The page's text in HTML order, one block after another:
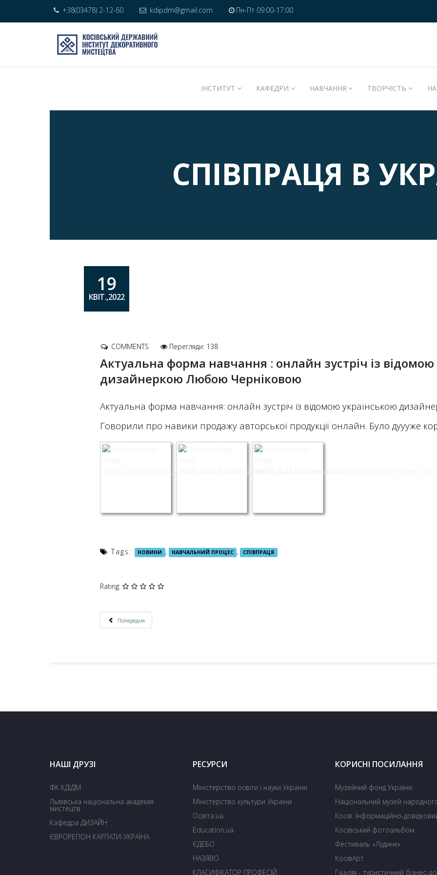
+38(03478) 2-12-60 kdipdm@gmail.com Пн-Пт 09:00-17:00
ІНСТИТУТ КАФЕДРИ НАВЧАННЯ ТВОРЧІСТЬ
СПІВПРАЦЯ В
19
КВІТ.,2022
COMMENTS Перегляди: 138
Актуальна форма навчання : онлайн зустріч із відомою
дизайнеркою Любою Черніковою
Актуальна форма навчання: онлайн зустріч із відомою українською
Говорили про навики продажу авторської продукції онлайн. Було дуууже
Tags: НОВИНИ , НАВЧАЛЬНИЙ ПРОЦЕС , СПІВПРАЦЯ
Rating:
Попередня
НАШІ ДРУЗІ
ФК КДІДМ
Львівська національна академія
мистецтв
Кафедра ДИЗАЙН
ЄВРОРЕГІОН КАРПАТИ-УКРАЇНА
РЕСУРСИ
Міністерство освіти і науки України
Міністерство культури України
Освіта.ua
Education.ua
ЄДЕБО
НАЗЯВО
КЛАСИФІКАТОР ПРОФЕСІЙ
КОРИСНІ ПОСИЛАННЯ
Музейний фонд України
Національний музей
Косів. Інформаційно-
Косівський фотоальбом
Фестиваль «Лудинє»
КосівАрт
Гуцулія - туристичний бізнес-